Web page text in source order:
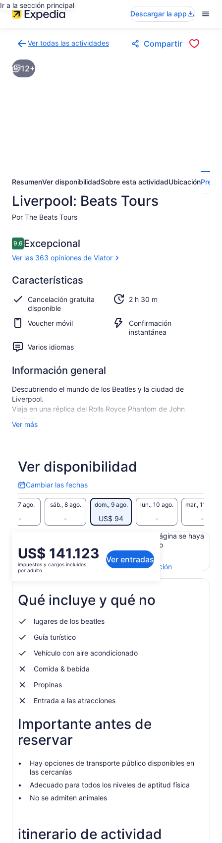
Ir a la sección principal
Descargar la app
Ver todas las actividades
a
la
página
Compartir
12+
ResumenVer disponibilidadSobre esta actividadUbicación
Liverpool: Beats Tours
Por The Beats Tours
Opiniones
9,69,6 de 10
Excepcional
Ver las 363 opiniones de Viator
9.69.6 de 10
Excepcional
Ver las
363
opiniones
de Viator
Características
Cancelación gratuita
disponible
2 h 30 m
Voucher móvil
Confirmación
instantánea
Varios idiomas
Información general
Descubriendo el mundo de los Beatles y la ciudad de
Liverpool.
Viaja en una réplica del Rolls Royce Phantom de John
Lennon.
Salga y explore los puntos designados a lo largo de la ruta y
Ver más
Ver disponibilidad
Cambiar las fechas
Cambiar
las
fechas
vie., 7 ago.
-
sáb., 8 ago.
-
dom., 9 ago.
US$ 94
lun., 10 ago.
-
mar., 11 ago.
-
El
precio
es
por
US$ 141.123
impuestos y cargos incluidos
por adulto
Ver entradas
Es posible que el contenido de esta página se haya
generado con un traductor automático
Ver el texto original (inglés)
Enviar comentarios sobre esta traducciónSe
Qué incluye y qué no
lugares de los beatles
Guía turístico
Vehículo con aire acondicionado
Comida & bebida
Propinas
Entrada a las atracciones
Importante antes de
reservar
Hay opciones de transporte público disponibles en
las cercanías
Adecuado para todos los niveles de aptitud física
No se admiten animales
itinerario de actividad